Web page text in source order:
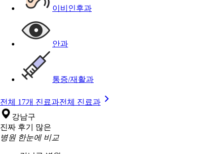
이비인후과
안과
통증/재활과
전체 17개 진료과전체 진료과
강남구
진짜 후기 많은
병원 한눈에 비교